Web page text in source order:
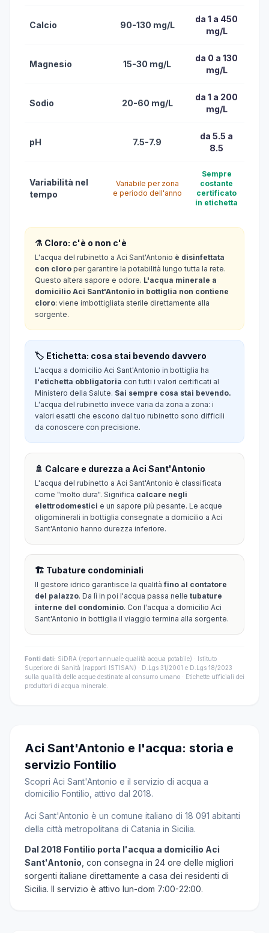
Calcio 90-130 mg/L
da 1 a 450
mg/L
Magnesio 15-30 mg/L
da 0 a 130
mg/L
Sodio 20-60 mg/L
da 1 a 200
mg/L
pH 7.5-7.9
da 5.5 a
8.5
Variabilità nel
tempo
Variabile per zona
e periodo dell'anno
Sempre
costante
certificato
in etichetta
⚗️ Cloro: c'è o non c'è
L'acqua del rubinetto a Aci Sant'Antonio è disinfettata
con cloro per garantire la potabilità lungo tutta la rete.
Questo altera sapore e odore. L'acqua minerale a
domicilio Aci Sant'Antonio in bottiglia non contiene
cloro: viene imbottigliata sterile direttamente alla
sorgente.
🏷️ Etichetta: cosa stai bevendo davvero
L'acqua a domicilio Aci Sant'Antonio in bottiglia ha
l'etichetta obbligatoria con tutti i valori certificati al
Ministero della Salute. Sai sempre cosa stai bevendo.
L'acqua del rubinetto invece varia da zona a zona: i
valori esatti che escono dal tuo rubinetto sono difficili
da conoscere con precisione.
🚿 Calcare e durezza a Aci Sant'Antonio
L'acqua del rubinetto a Aci Sant'Antonio è classificata
come "molto dura". Significa calcare negli
elettrodomestici e un sapore più pesante. Le acque
oligominerali in bottiglia consegnate a domicilio a Aci
Sant'Antonio hanno durezza inferiore.
🏗️ Tubature condominiali
Il gestore idrico garantisce la qualitàfino al contatore
del palazzo. Da lì in poi l'acqua passa nelle tubature
interne del condominio. Con l'acqua a domicilio Aci
Sant'Antonio in bottiglia il viaggio termina alla sorgente.
Fonti dati: SiDRA (report annuale qualità acqua potabile) · Istituto
Superiore di Sanità (rapporti ISTISAN) · D.Lgs 31/2001 e D.Lgs 18/2023
sulla qualità delle acque destinate al consumo umano · Etichette ufficiali dei
produttori di acqua minerale.
Aci Sant'Antonio e l'acqua: storia e
servizio Fontilio
Scopri Aci Sant'Antonio e il servizio di acqua a
domicilio Fontilio, attivo dal 2018.
Aci Sant'Antonio è un comune italiano di 18 091 abitanti
della città metropolitana di Catania in Sicilia.
Dal 2018 Fontilio porta l'acqua a domicilio Aci
Sant'Antonio , con consegna in 24 ore delle migliori
sorgenti italiane direttamente a casa dei residenti di
Sicilia. Il servizio è attivo lun-dom 7:00-22:00.